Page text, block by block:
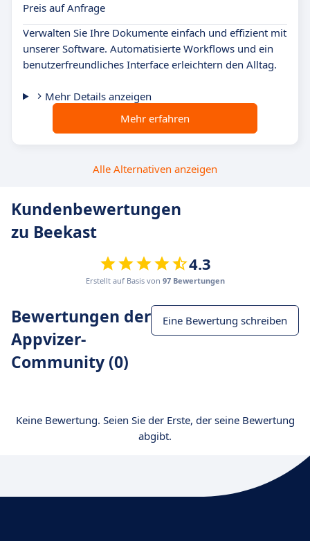
Preis auf Anfrage
Verwalten Sie Ihre Dokumente einfach und effizient mit
unserer Software. Automatisierte Workflows und ein
benutzerfreundliches Interface erleichtern den Alltag.
Mehr Details anzeigen
Mehr erfahren
Alle Alternativen anzeigen
Kundenbewertungen
zu Beekast
4.3
Erstellt auf Basis von 97 Bewertungen
Bewertungen der
Appvizer-
Community (0)
Eine Bewertung schreiben
Keine Bewertung. Seien Sie der Erste, der seine Bewertung
abgibt.